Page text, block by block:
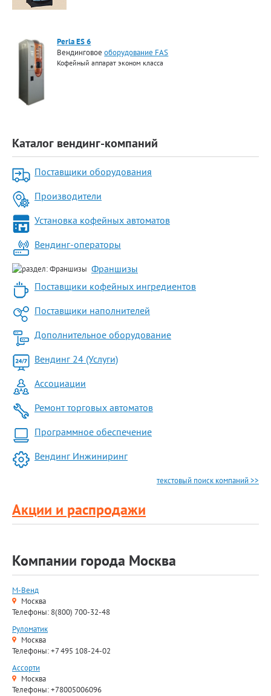
Perla ES 6
Вендинговоеоборудование FAS
Кофейный аппарат эконом класса
Каталог вендинг-компаний
Поставщики оборудования
Производители
Установка кофейных автоматов
Вендинг-операторы
Франшизы
Поставщики кофейных ингредиентов
Поставщики наполнителей
Дополнительное оборудование
Вендинг 24 (Услуги)
Ассоциации
Ремонт торговых автоматов
Программное обеспечение
Вендинг Инжиниринг
текстовый поиск компаний >>
Акции и распродажи
Компании города Москва
М-Венд
Москва
Телефоны: 8(800) 700-32-48
Руломатик
Москва
Телефоны: +7 495 108-24-02
Ассорти
Москва
Телефоны: +78005006096